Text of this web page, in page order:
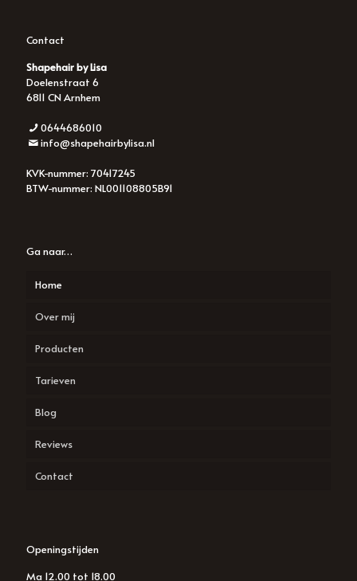
Contact
Shapehair by Lisa
Doelenstraat 6
6811 CN Arnhem
0644686010
info@shapehairbylisa.nl
KVK-nummer: 70417245
BTW-nummer: NL001108805B91
Ga naar…
Home
Over mij
Producten
Davines
Redken
Tarieven
Blog
Salonvibes
Hairinspiration
Reviews
Contact
Openingstijden
Ma 12.00 tot 18.00